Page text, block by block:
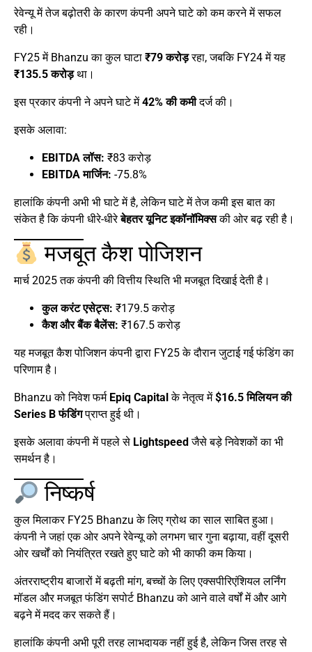
रेवेन्यू में तेज बढ़ोतरी के कारण कंपनी अपने घाटे को कम करने में सफल
रही।
FY25 में Bhanzu का कुल घाटा ₹79 करोड़रहा, जबकि FY24 में यह
₹135.5 करोड़था।
इस प्रकार कंपनी ने अपने घाटे में42% की कमीदर्ज की।
इसके अलावा:
EBITDA लॉस: ₹83 करोड़
EBITDA मार्जिन: -75.8%
हालांकि कंपनी अभी भी घाटे में है, लेकिन घाटे में तेज कमी इस बात का
संकेत है कि कंपनी धीरे-धीरेबेहतर यूनिट इकॉनॉमिक्सकी ओर बढ़ रही है।
मजबूत कैश पोजिशन
मार्च 2025 तक कंपनी की वित्तीय स्थिति भी मजबूत दिखाई देती है।
कुल करंट एसेट्स: ₹179.5 करोड़
कैश और बैंक बैलेंस: ₹167.5 करोड़
यह मजबूत कैश पोजिशन कंपनी द्वारा FY25 के दौरान जुटाई गई फंडिंग का
परिणाम है।
Bhanzu को निवेश फर्म Epiq Capital के नेतृत्व में$16.5 मिलियन की
Series B फंडिंगप्राप्त हुई थी।
इसके अलावा कंपनी में पहले से Lightspeed जैसे बड़े निवेशकों का भी
समर्थन है।
निष्कर्ष
कुल मिलाकर FY25 Bhanzu के लिए ग्रोथ का साल साबित हुआ।
कंपनी ने जहां एक ओर अपने रेवेन्यू को लगभग चार गुना बढ़ाया, वहीं दूसरी
ओर खर्चों को नियंत्रित रखते हुए घाटे को भी काफी कम किया।
अंतरराष्ट्रीय बाजारों में बढ़ती मांग, बच्चों के लिए एक्सपीरिएंशियल लर्निंग
मॉडल और मजबूत फंडिंग सपोर्ट Bhanzu को आने वाले वर्षों में और आगे
बढ़ने में मदद कर सकते हैं।
हालांकि कंपनी अभी पूरी तरह लाभदायक नहीं हुई है, लेकिन जिस तरह से